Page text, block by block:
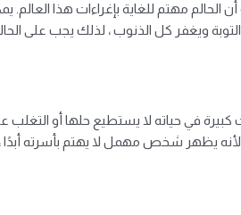
الحالم مهتم للغاية بإغراءات هذا
ويغفر كل الذنوب ، لذلك يجب على
كبيرة في حياته لا يستطيع حلها أو
لأنه يظهر شخص مهمل لا يهتم بأسرته